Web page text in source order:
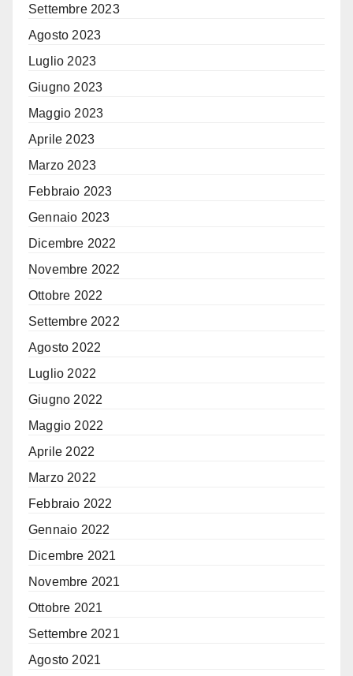
Settembre 2023
Agosto 2023
Luglio 2023
Giugno 2023
Maggio 2023
Aprile 2023
Marzo 2023
Febbraio 2023
Gennaio 2023
Dicembre 2022
Novembre 2022
Ottobre 2022
Settembre 2022
Agosto 2022
Luglio 2022
Giugno 2022
Maggio 2022
Aprile 2022
Marzo 2022
Febbraio 2022
Gennaio 2022
Dicembre 2021
Novembre 2021
Ottobre 2021
Settembre 2021
Agosto 2021